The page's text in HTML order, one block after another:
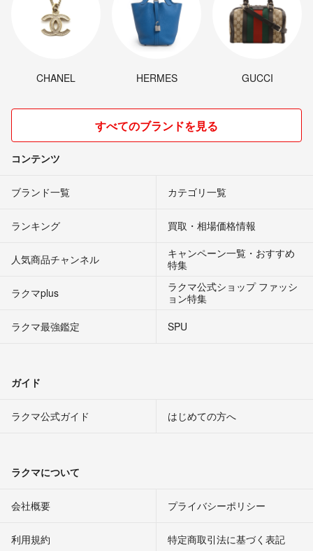
CHANEL HERMES GUCCI
すべてのブランドを見る
コンテンツ
ブランド一覧 カテゴリ一覧
ランキング 買取・相場価格情報
人気商品チャンネル
キャンペーン一覧・おすすめ
特集
ラクマplus
ラクマ公式ショップ ファッシ
ョン特集
ラクマ最強鑑定
SPU
ガイド
ラクマ公式ガイド はじめての方へ
ラクマについて
会社概要 プライバシーポリシー
利用規約 特定商取引法に基づく表記